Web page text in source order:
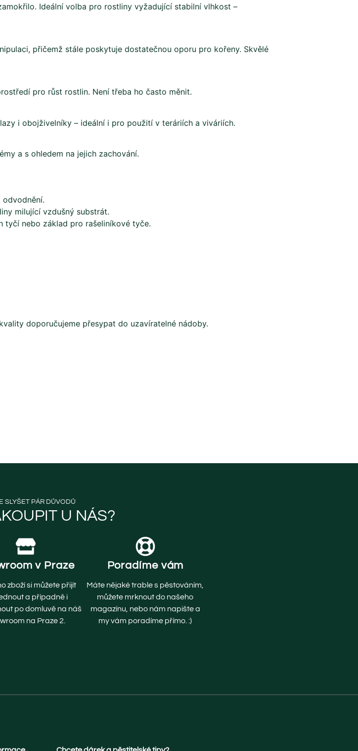
Ideální volba pro rostliny vyžadující stabilní vlhkost –
přičemž stále poskytuje dostatečnou oporu pro kořeny. Skvělé
pro růst rostlin. Není třeba ho často měnit.
i obojživelníky – ideální i pro použití v teráriích a viváriích.
a s ohledem na jejich zachování.
odvodnění.
milující vzdušný substrát.
tyčí nebo základ pro rašeliníkové tyče.
doporučujeme přesypat do uzavíratelné nádoby.
SLYŠET PÁR DŮVODŮ
U NÁS?
v Praze
zboží si můžete přijít
a případně i
po domluvě na náš
na Praze 2.
Poradíme vám
Máte nějaké trable s pěstováním,
můžete mrknout do našeho
magazínu, nebo nám napište a
my vám poradíme přímo. :)